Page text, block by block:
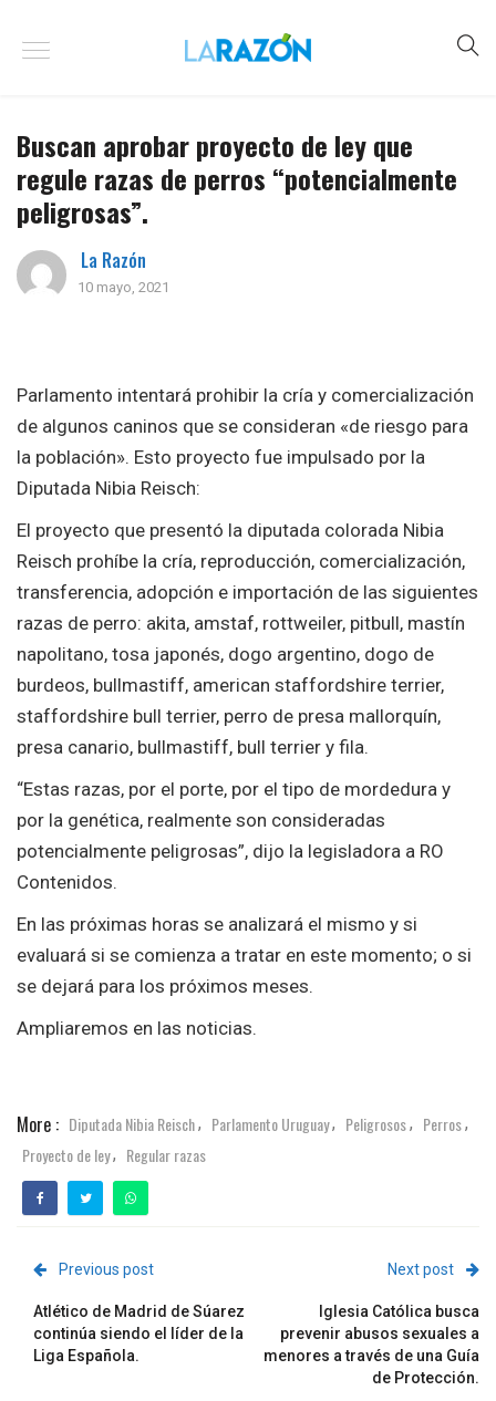
Buscan aprobar proyecto de ley que
regule razas de perros “potencialmente
peligrosas”.
La Razón
10 mayo, 2021
Parlamento intentará prohibir la cría y comercialización
de algunos caninos que se consideran «de riesgo para
la población». Esto proyecto fue impulsado por la
Diputada Nibia Reisch:
El proyecto que presentó la diputada colorada Nibia
Reisch prohíbe la cría, reproducción, comercialización,
transferencia, adopción e importación de las siguientes
razas de perro: akita, amstaf, rottweiler, pitbull, mastín
napolitano, tosa japonés, dogo argentino, dogo de
burdeos, bullmastiff, american staffordshire terrier,
staffordshire bull terrier, perro de presa mallorquín,
presa canario, bullmastiff, bull terrier y fila.
“Estas razas, por el porte, por el tipo de mordedura y
por la genética, realmente son consideradas
potencialmente peligrosas”, dijo la legisladora a RO
Contenidos.
En las próximas horas se analizará el mismo y si
evaluará si se comienza a tratar en este momento; o si
se dejará para los próximos meses.
Ampliaremos en las noticias.
More : Diputada Nibia Reisch, Parlamento Uruguay, Peligrosos, Perros,
Proyecto de ley, Regular razas
Previous post
Atlético de Madrid de Súarez
continúa siendo el líder de la
Liga Española.
Next post
Iglesia Católica busca
prevenir abusos sexuales a
menores a través de una Guía
de Protección.